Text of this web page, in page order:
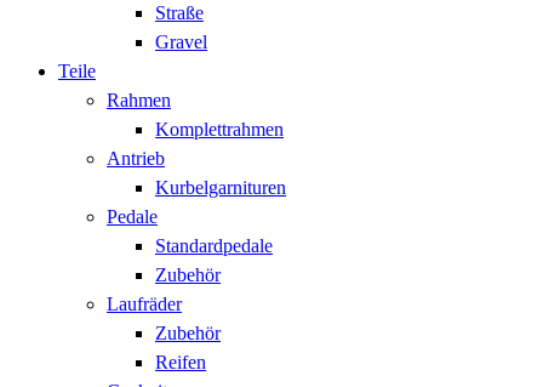
Straße
Gravel
Teile
Rahmen
Komplettrahmen
Antrieb
Kurbelgarnituren
Pedale
Standardpedale
Zubehör
Laufräder
Zubehör
Reifen